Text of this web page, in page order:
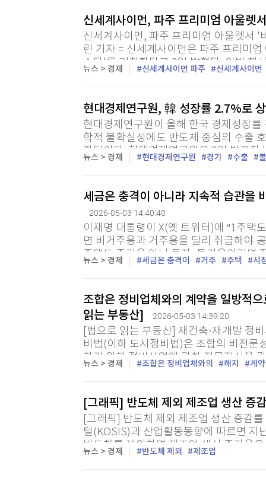
신세계사이먼, 파주 프리미엄 아울렛
신세계사이먼, 파주 프리미엄 아울렛서
린 기자 = 신세계사이먼은 파주 프리미
스타'를 개최한다고 3일 밝혔다. 이번 행
지 매주 금·토·일요일과 공휴일에 진행된
뉴스 > 경제 신세계사이먼 파주 신세계사이먼
현대경제연구원, 韓 성장률 2.7%로
현대경제연구원이 올해 한국 경제성장
학적 불확실성에도 반도체 중심의 수출
판단이다. 현대경제연구원은 3일 발표
뉴스 > 경제 현대경제연구원 경기 수출
세금은 충격이 아니라 지속적 습관을
2026-05-03 14:40:40
이재명 대통령이 X(옛 트위터)에 “1주
면 비거주용과 거주용을 달리 취급해야
주택도 주거용 아닌 투자, 투기용이라면
니다. 장기보유특별공제 제도가 매물을
뉴스 > 경제 세금은 충격이 거주 주택 시
조합은 정비업체와의 계약을 일방적
읽는 부동산]
2026-05-03 14:39:20
[법으로 읽는 부동산] 재건축·재개발 정
비법(이하 도시정비법)은 조합의 비전문
하기 위해 정비사업에 관한 전문지식을
업전문관리업제도를 도입했다. 이는 실
뉴스 > 경제 조합은 정비업체와의 해지 계약
[그래픽] 반도체 제외 제조업 생산 증
[그래픽] 반도체 제외 제조업 생산 증감
털(KOSIS)과 산업활동동향에 따르면 지
반도체를 제외하면 제조업 생산 증가율
뉴스 > 경제 반도체 제외 제조업